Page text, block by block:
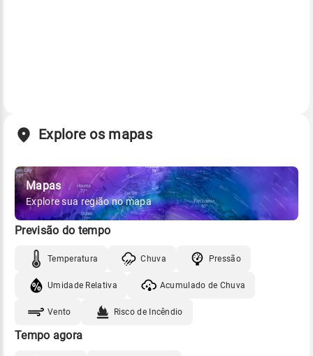
Explore os mapas
Mapas
Explore sua região no mapa
Previsão do tempo
Temperatura Chuva Pressão
Umidade Relativa Acumulado de Chuva
Vento Risco de Incêndio
Tempo agora